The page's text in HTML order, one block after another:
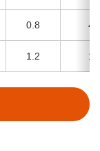
0.8
1.2